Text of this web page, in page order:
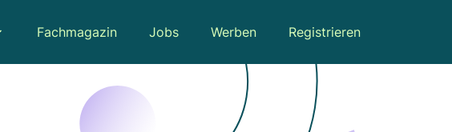
Fachmagazin Jobs Werben Registrieren